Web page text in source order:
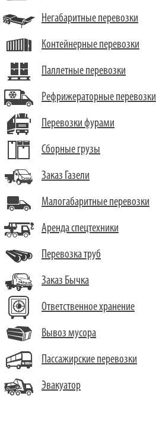
Негабаритные перевозки
Контейнерные перевозки
Паллетные перевозки
Рефрижераторные перевозки
Перевозки фурами
Сборные грузы
Заказ Газели
Малогабаритные перевозки
Аренда спецтехники
Перевозка труб
Заказ Бычка
Ответственное хранение
Вывоз мусора
Пассажирские перевозки
Эвакуатор